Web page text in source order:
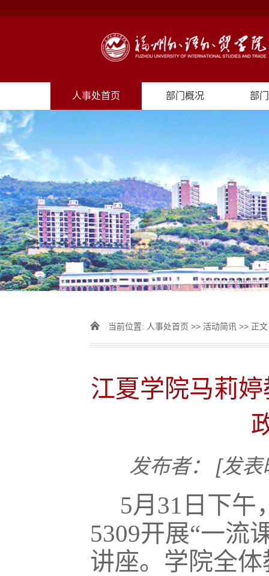
人事处首页 部门概况 部
当前位置: 人事处首页 >> 活动简讯 >> 正文
江夏学院马莉
发布者： [发
5月31日下午
5309开展“一流
讲座。学院全